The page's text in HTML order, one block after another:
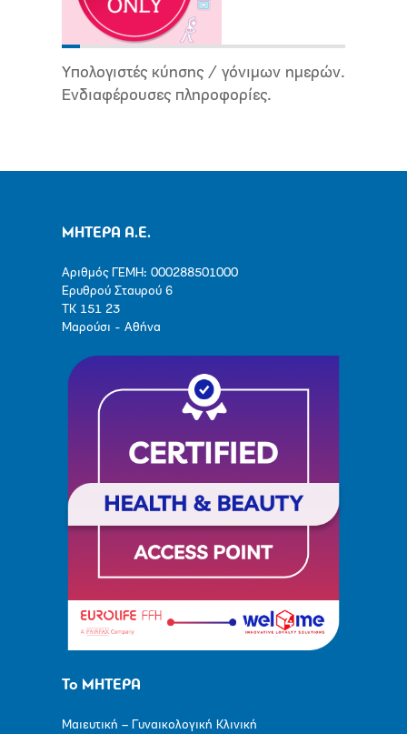
Υπολογιστές κύησης / γόνιμων ημερών.
Ενδιαφέρουσες πληροφορίες.
ΜΗΤΕΡΑ Α.Ε.
Αριθμός ΓΕΜΗ: 000288501000
Ερυθρού Σταυρού 6
ΤΚ 151 23
Μαρούσι - Αθήνα
Το ΜΗΤΕΡΑ
Μαιευτική – Γυναικολογική Κλινική